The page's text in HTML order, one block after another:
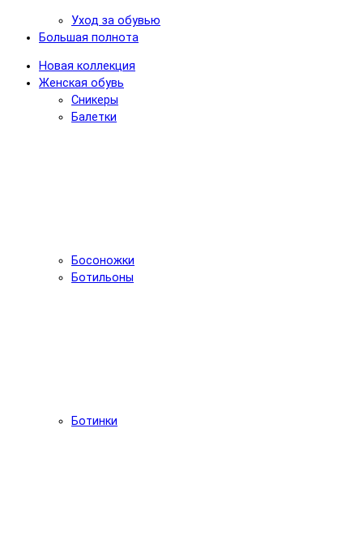
Уход за обувью
Большая полнота
Новая коллекция
Женская обувь
Сникеры
Балетки
Босоножки
Ботильоны
Ботинки